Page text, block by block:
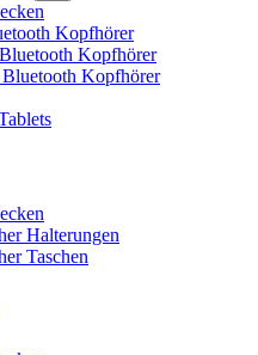
Kopfhörer
Kopfhörer
Kopfhörer
Halterungen
Taschen